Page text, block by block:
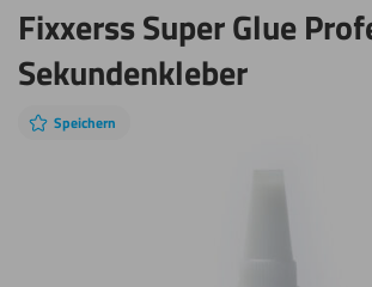
Fixxerss Super Glue
Sekundenkleber
Speichern